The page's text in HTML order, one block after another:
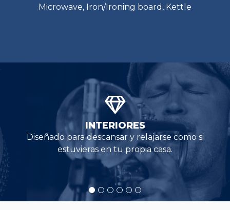
Microwave, Iron/Ironing board, Kettle
INTERIORES
Diseñado para descansar y relajarse como si
estuvieras en tu propia casa.